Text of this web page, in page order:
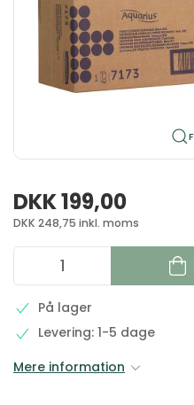
DKK 199,00
DKK 248,75 inkl. moms
På lager
Levering: 1-5 dage
Mere information